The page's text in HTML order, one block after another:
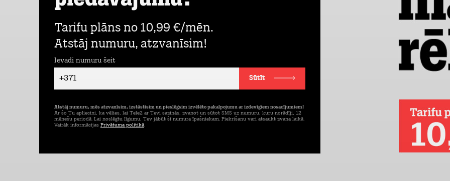
Tarifu plāns no 10,99 €/mēn.
Atstāj numuru, atzvanīsim!
+371
Ievadi numuru šeit
Sūtīt
Atstāj numuru, mēs atzvanīsim, izstāstīsim un pieslēgsim izvēlēto pakalpojumu ar izdevīgiem nosacījumiem!
Ar šo Tu apliecini, ka vēlies, lai Tele2 ar Tevi sazinās, zvanot un sūtot SMS uz numuru, kuru norādīji, 12
mēnešu periodā. Lai noslēgtu līgumu, Tev jābūt šī numura īpašniekam. Piekrišanu vari atsaukt zvana laikā.
Vairāk informācijas Privātuma politikā.